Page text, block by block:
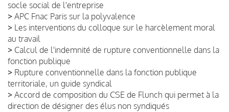
socle social de l'entreprise
> APC Fnac Paris sur la polyvalence
> Les interventions du colloque sur le harcèlement moral
au travail
> Calcul de l'indemnité de rupture conventionnelle dans la
fonction publique
> Rupture conventionnelle dans la fonction publique
territoriale, un guide syndical
> Accord de composition du CSE de Flunch qui permet à la
direction de désigner des élus non syndiqués